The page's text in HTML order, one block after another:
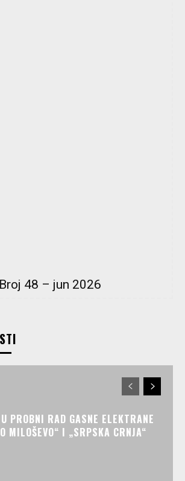
Broj 48 – jun 2026
PROBNI RAD GASNE ELEKTRANE
MILOŠEVO“ I „SRPSKA CRNJA“